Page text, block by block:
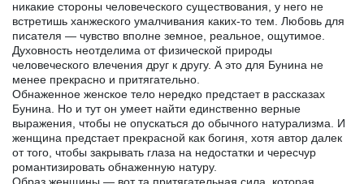
никакие стороны человеческого существования, у него не
встретишь ханжеского умалчивания каких-то тем. Любовь для
писателя — чувство вполне земное, реальное, ощутимое.
Духовность неотделима от физической природы
человеческого влечения друг к другу. А это для Бунина не
менее прекрасно и притягательно.
Обнаженное женское тело нередко предстает в рассказах
Бунина. Но и тут он умеет найти единственно верные
выражения, чтобы не опускаться до обычного натурализма. И
женщина предстает прекрасной как богиня, хотя автор далек
от того, чтобы закрывать глаза на недостатки и чересчур
романтизировать обнаженную натуру.
Образ женщины — вот та притягательная сила, которая